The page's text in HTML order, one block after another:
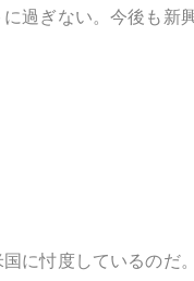
過ぎない。今後も
に忖度しているのだ